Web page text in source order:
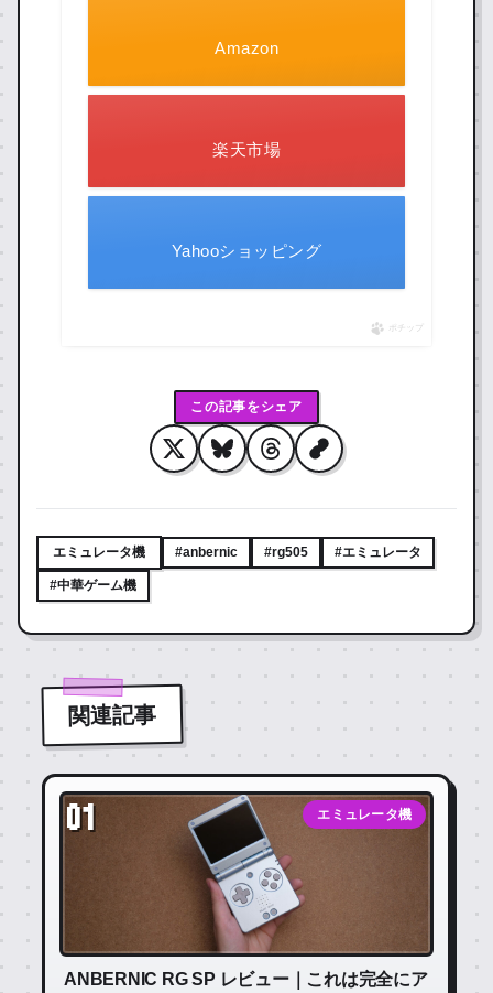
Amazon
楽天市場
Yahooショッピング
ポチップ
この記事をシェア
エミュレータ機 #anbernic #rg505 #エミュレータ
#中華ゲーム機
関連記事
01 エミュレータ機
ANBERNIC RG SP レビュー｜これは完全にア